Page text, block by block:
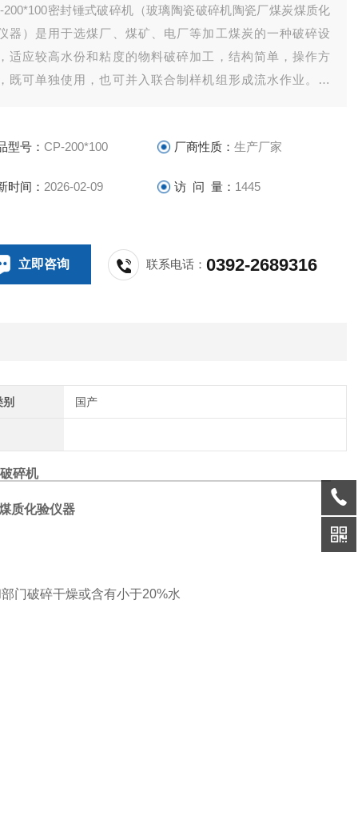
200*100密封锤式破碎机（玻璃陶瓷破碎机陶瓷厂煤炭煤质化
器）是用于选煤厂、煤矿、电厂等加工煤炭的一种破碎设
适应较高水份和粘度的物料破碎加工，结构简单，操作方
既可单独使用，也可并入联合制样机组形成流水作业。玻
型号：CP-200*100 厂商性质： 生产厂家
时间： 2026-02-09 访 问 量： 1445
立即咨询 联系电话：0392-2689316
国产
碎机
质化验仪器
门破碎干燥或含有小于20%水